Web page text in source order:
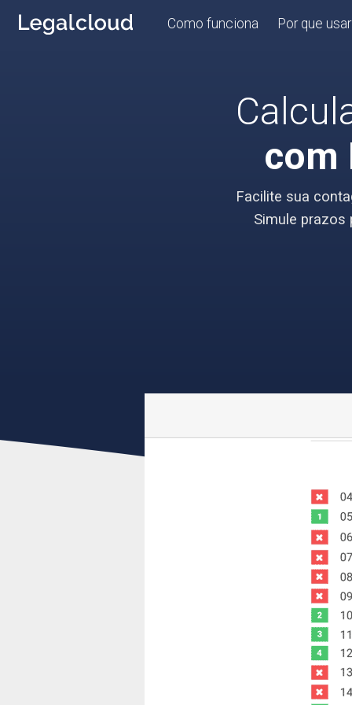
Como funciona Por que
com
Facilite sua
Simule prazos